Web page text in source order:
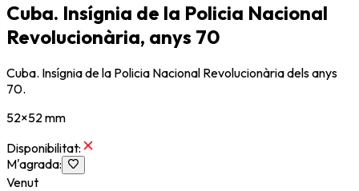
Cuba. Insígnia de la Policia Nacional
Revolucionària, anys 70
Cuba. Insígnia de la Policia Nacional Revolucionària dels anys
70.
52×52 mm
Disponibilitat:
M'agrada:
Venut